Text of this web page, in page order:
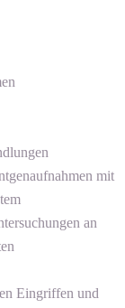
mit
an
Eingriffen und